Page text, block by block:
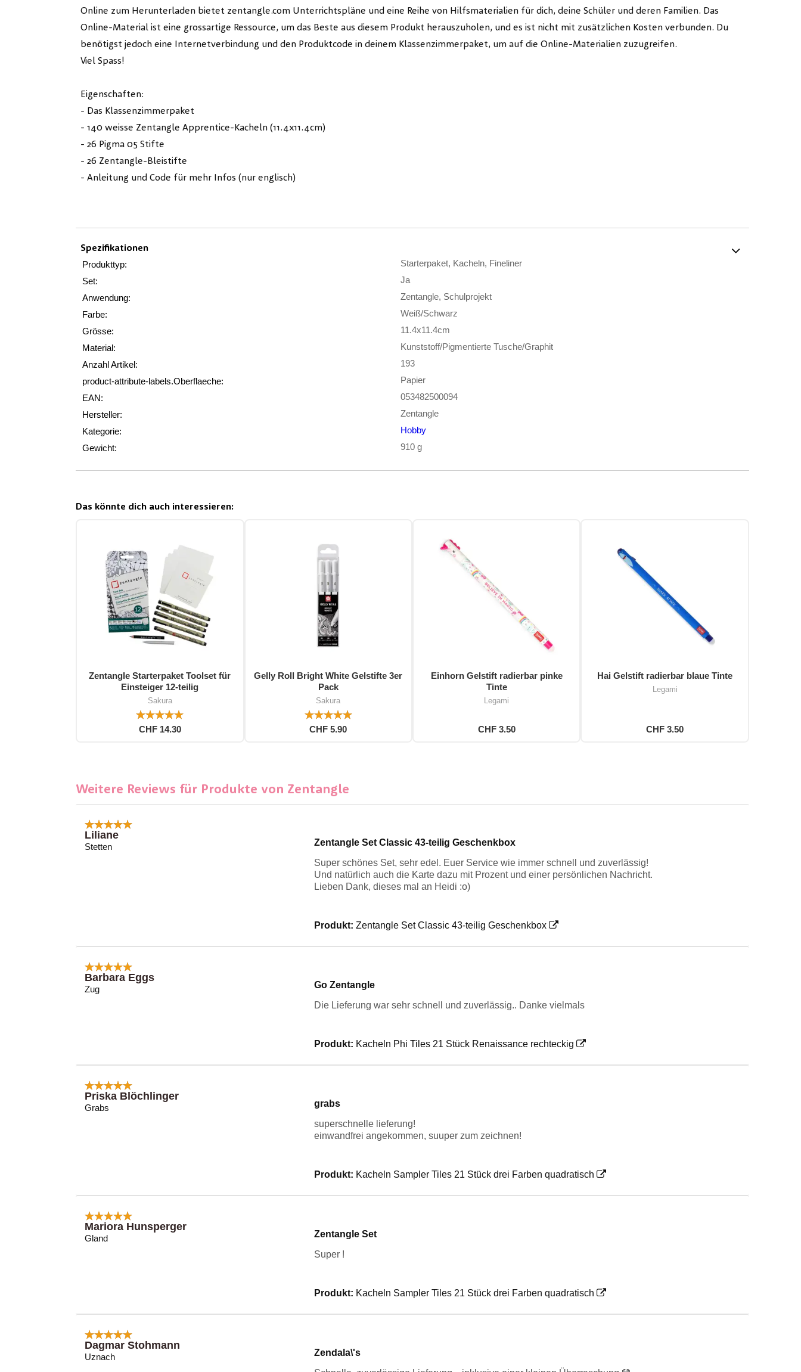
Online zum Herunterladen bietet zentangle.com Unterrichtspläne und eine Reihe von Hilfsmaterialien für dich, deine Schüler und deren Familien. Das
Online-Material ist eine grossartige Ressource, um das Beste aus diesem Produkt herauszuholen, und es ist nicht mit zusätzlichen Kosten verbunden. Du
benötigst jedoch eine Internetverbindung und den Produktcode in deinem Klassenzimmerpaket, um auf die Online-Materialien zuzugreifen.
Viel Spass!
Eigenschaften:
- Das Klassenzimmerpaket
- 140 weisse Zentangle Apprentice-Kacheln (11.4x11.4cm)
- 26 Pigma 05 Stifte
- 26 Zentangle-Bleistifte
- Anleitung und Code für mehr Infos (nur englisch)
Spezifikationen
Produkttyp:
Starterpaket, Kacheln, Fineliner
Set:
Ja
Anwendung:
Zentangle, Schulprojekt
Farbe:
Weiß/Schwarz
Grösse:
11.4x11.4cm
Material:
Kunststoff/Pigmentierte Tusche/Graphit
Anzahl Artikel:
193
product-attribute-labels.Oberflaeche:
Papier
EAN:
053482500094
Hersteller:
Zentangle
Kategorie:
Hobby
Gewicht:
910 g
Das könnte dich auch interessieren:
Zentangle Starterpaket Toolset für
Einsteiger 12-teilig
Sakura
CHF 14.30
Gelly Roll Bright White Gelstifte 3er
Pack
Sakura
CHF 5.90
Einhorn Gelstift radierbar pinke
Tinte
Legami
CHF 3.50
Hai Gelstift radierbar blaue Tinte
Legami
CHF 3.50
Weitere Reviews für Produkte von Zentangle
Liliane
Stetten
Zentangle Set Classic 43-teilig Geschenkbox
Super schönes Set, sehr edel. Euer Service wie immer schnell und zuverlässig!
Und natürlich auch die Karte dazu mit Prozent und einer persönlichen Nachricht.
Lieben Dank, dieses mal an Heidi :o)
Produkt:Zentangle Set Classic 43-teilig Geschenkbox
Barbara Eggs
Zug
Go Zentangle
Die Lieferung war sehr schnell und zuverlässig.. Danke vielmals
Produkt: Kacheln Phi Tiles 21 Stück Renaissance rechteckig
Priska Blöchlinger
Grabs
grabs
superschnelle lieferung!
einwandfrei angekommen, suuper zum zeichnen!
Produkt: Kacheln Sampler Tiles 21 Stück drei Farben quadratisch
Mariora Hunsperger
Gland
Zentangle Set
Super !
Produkt: Kacheln Sampler Tiles 21 Stück drei Farben quadratisch
Dagmar Stohmann
Uznach
Zendala\'s